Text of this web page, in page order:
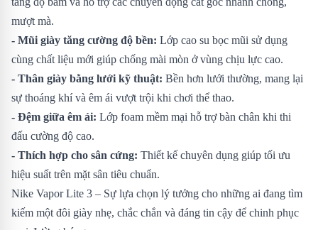
mượt mà.
- Mũi giày tăng cường độ bền: Lớp cao su bọc mũi sử dụng
cùng chất liệu mới giúp chống mài mòn ở vùng chịu lực cao.
- Thân giày bằng lưới kỹ thuật: Bền hơn lưới thường, mang lại
sự thoáng khí và êm ái vượt trội khi chơi thể thao.
- Đệm giữa êm ái: Lớp foam mềm mại hỗ trợ bàn chân khi thi
đấu cường độ cao.
- Thích hợp cho sân cứng: Thiết kế chuyên dụng giúp tối ưu
hiệu suất trên mặt sân tiêu chuẩn.
Nike Vapor Lite 3 – Sự lựa chọn lý tưởng cho những ai đang tìm
kiếm một đôi giày nhẹ, chắc chắn và đáng tin cậy để chinh phục